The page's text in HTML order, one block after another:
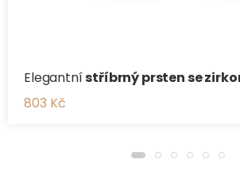
Elegantnístříbrný prsten se
803 Kč